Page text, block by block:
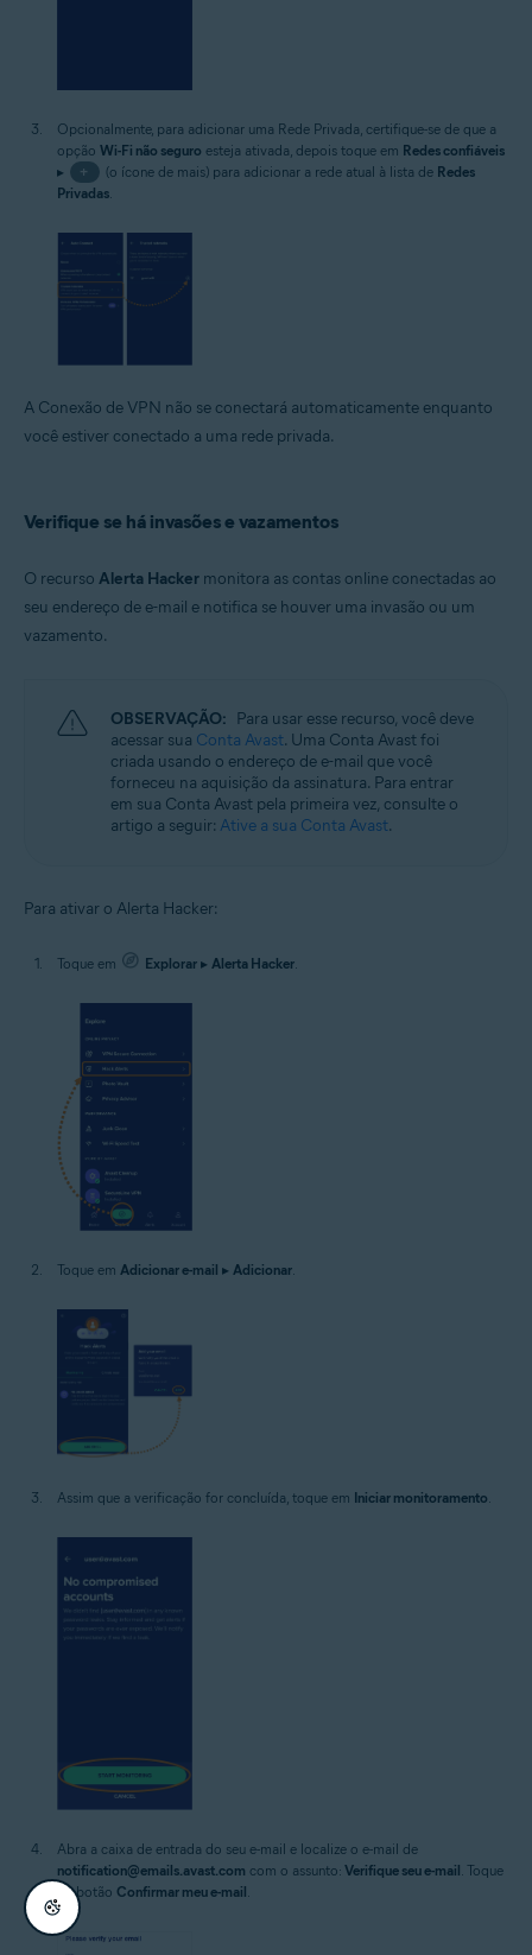
Opcionalmente, para adicionar uma Rede Privada, certifique-se de que a
opção Wi-Fi não seguro esteja ativada, depois toque em Redes confiáveis
▸
+ (o ícone de mais) para adicionar a rede atual à lista de Redes
Privadas.
A Conexão de VPN não se conectará automaticamente enquanto
você estiver conectado a uma rede privada.
Verifique se há invasões e vazamentos
O recurso Alerta Hacker monitora as contas online conectadas ao
seu endereço de e-mail e notifica se houver uma invasão ou um
vazamento.
OBSERVAÇÃO: Para usar esse recurso, você deve
acessar sua Conta Avast. Uma Conta Avast foi
criada usando o endereço de e-mail que você
forneceu na aquisição da assinatura. Para entrar
em sua Conta Avast pela primeira vez, consulte o
artigo a seguir: Ative a sua Conta Avast.
Para ativar o Alerta Hacker:
Toque em Explorar ▸ Alerta Hacker.
Toque em Adicionar e-mail ▸ Adicionar.
Assim que a verificação for concluída, toque em Iniciar monitoramento
Abra a caixa de entrada do seu e-mail e localize o e-mail de
notification@emails.avast.com com o assunto: Verifique seu e-mail. Toque
no botão Confirmar meu e-mail.